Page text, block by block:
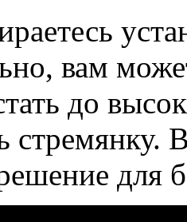
вам
до
для